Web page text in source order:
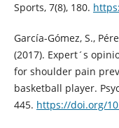
Sports, 7(8), 180.
García-Gómez, S.,
(2017). Expert´s
for shoulder pain
basketball player.
445. https://doi.org/